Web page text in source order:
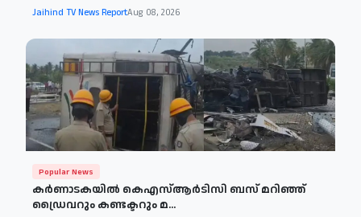
Jaihind TV News ReportAug 08, 2026
Popular News
കർണാടകയിൽ കെഎസ്ആർടിസി ബസ് മറിഞ്ഞ്
ഡ്രൈവറും കണ്ടക്ടറും മ...